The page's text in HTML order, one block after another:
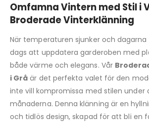
Omfamna Vintern med Stil i
Broderade Vinterklänning
När temperaturen sjunker och
dags att uppdatera garderoben med
både värme och elegans. Vår
i Grå är det perfekta valet för den
inte vill kompromissa med stilen under
månaderna. Denna klänning är en
och tidlös design, skapad för att bli en